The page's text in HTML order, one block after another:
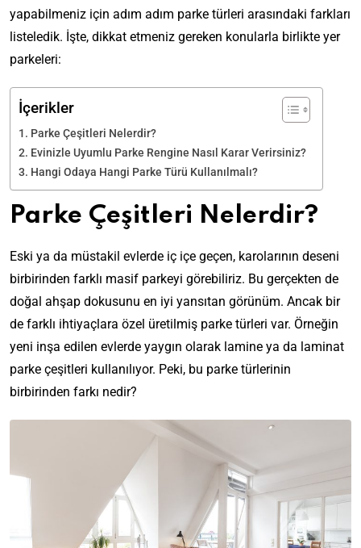
yapabilmeniz için adım adım parke türleri arasındaki farkları
listeledik. İşte, dikkat etmeniz gereken konularla birlikte yer
parkeleri:
İçerikler
Parke Çeşitleri Nelerdir?
Evinizle Uyumlu Parke Rengine Nasıl Karar Verirsiniz?
Hangi Odaya Hangi Parke Türü Kullanılmalı?
Parke Çeşitleri Nelerdir?
Eski ya da müstakil evlerde iç içe geçen, karolarının deseni
birbirinden farklı masif parkeyi görebiliriz. Bu gerçekten de
doğal ahşap dokusunu en iyi yansıtan görünüm. Ancak bir
de farklı ihtiyaçlara özel üretilmiş parke türleri var. Örneğin
yeni inşa edilen evlerde yaygın olarak lamine ya da laminat
parke çeşitleri kullanılıyor. Peki, bu parke türlerinin
birbirinden farkı nedir?